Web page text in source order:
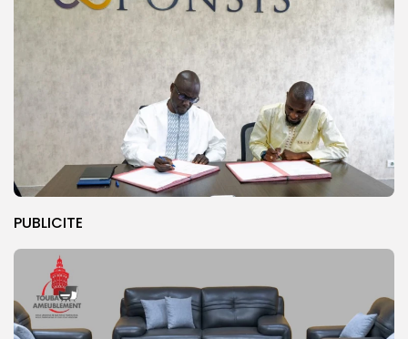
PUBLICITE